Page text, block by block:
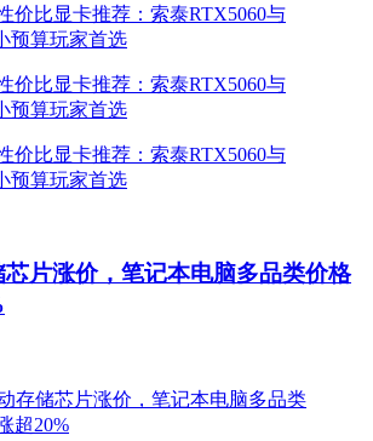
片涨价，笔记本电脑多品类价格